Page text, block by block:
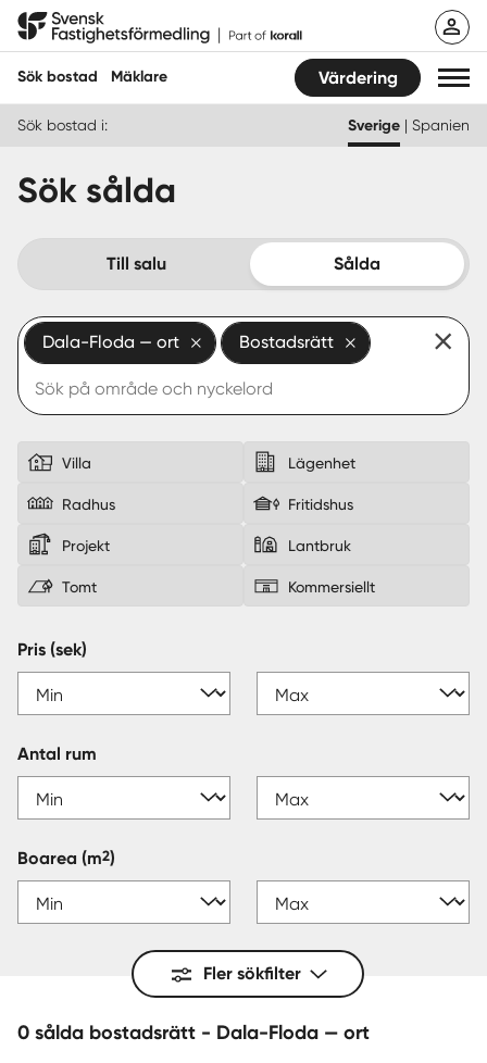
Hoppa
Svensk Fastighetsförmedling
Sök bostad Mäklare Värdering
Hitta mäklare
Köpa
Guider
Start
Logga in
Sverige|Spanien
Sök bostad i: Sverige | Spanien
Sök sålda
Till salu Sålda
Dala-Floda — ort Bostadsrätt
Villa Lägenhet
Radhus Fritidshus
Projekt Lantbruk
Tomt Kommersiellt
Pris (sek)
Antal rum
Boarea (m2)
Fler sökfilter
0 sålda bostadsrätt - Dala-Floda — ort